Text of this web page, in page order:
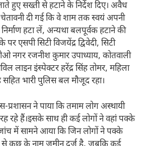
हुए सख्ती से हटाने के निर्देश दिए। अवैध
दी गई कि वे शाम तक स्वयं अपनी
हटा लें, अन्यथा बलपूर्वक हटाने की
पर एसपी सिटी विजयेंद्र द्विवेदी, सिटी
नगर रजनीश कुमार उपाध्याय, कोतवाली
लाइन इंस्पेक्टर हरेंद्र सिंह तोमर, महिला
सहित भारी पुलिस बल मौजूद रहा।
प्रशासन ने पाया कि तमाम लोग अस्थायी
रहे हैं।इसके साथ ही कई लोगों ने वहां पक्के
में सामने आया कि जिन लोगों ने पक्के